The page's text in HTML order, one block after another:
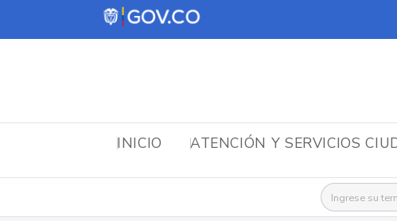
INICIO ATENCIÓN Y SERVICIOS
Buscar: